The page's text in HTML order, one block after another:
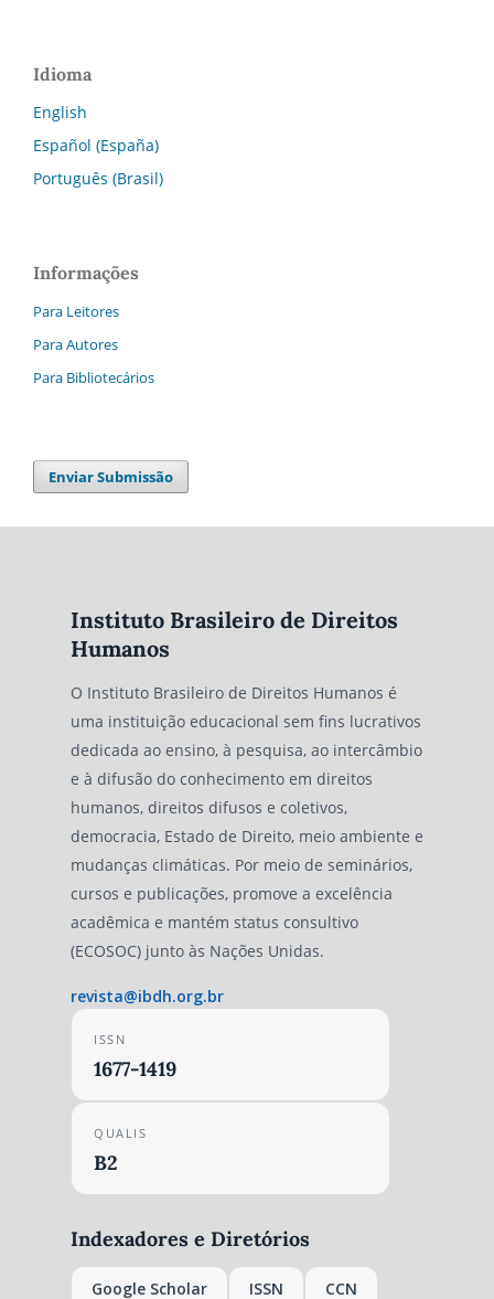
Idioma
English
Español (España)
Português (Brasil)
Informações
Para Leitores
Para Autores
Para Bibliotecários
Enviar Submissão
Instituto Brasileiro de Direitos
Humanos
O Instituto Brasileiro de Direitos Humanos é
uma instituição educacional sem fins lucrativos
dedicada ao ensino, à pesquisa, ao intercâmbio
e à difusão do conhecimento em direitos
humanos, direitos difusos e coletivos,
democracia, Estado de Direito, meio ambiente e
mudanças climáticas. Por meio de seminários,
cursos e publicações, promove a excelência
acadêmica e mantém status consultivo
(ECOSOC) junto às Nações Unidas.
revista@ibdh.org.br
ISSN
1677-1419
QUALIS
B2
Indexadores e Diretórios
Google Scholar ISSN CCN